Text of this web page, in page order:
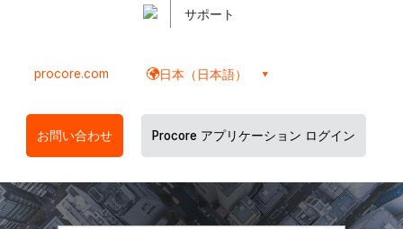
サポート
procore.com 日本（日本語）
お問い合わせ Procore アプリケーション ログイン